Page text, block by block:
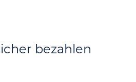
bezahlen